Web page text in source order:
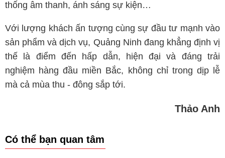
thống âm thanh, ánh sáng sự kiện…
Với lượng khách ấn tượng cùng sự đầu tư mạnh vào
sản phẩm và dịch vụ, Quảng Ninh đang khẳng định vị
thế là điểm đến hấp dẫn, hiện đại và đáng trải
nghiệm hàng đầu miền Bắc, không chỉ trong dịp lễ
mà cả mùa thu - đông sắp tới.
Thảo Anh
Có thể bạn quan tâm